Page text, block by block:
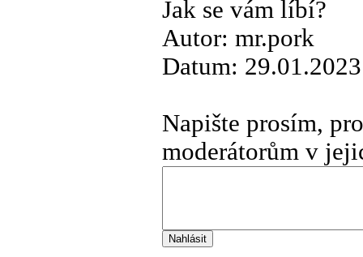
Jak se vám líbí?
Autor: mr.pork
Datum:
Napište prosím,
moderátorům v